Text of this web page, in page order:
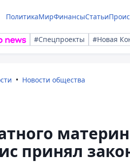
ПолитикаМирФинансыСтатьи
#Спецпроекты #Новая
Новости общества
принял